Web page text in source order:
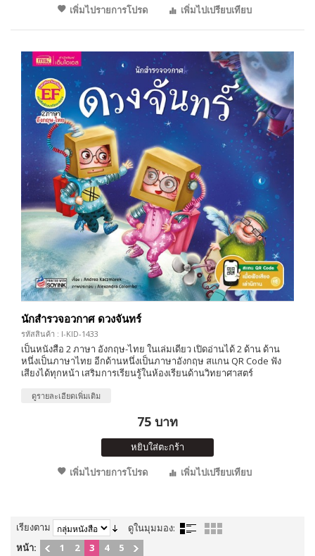
เพิ่มไปรายการโปรด
เพิ่มไปเปรียบเทียบ
นักสำรวจอวกาศ ดวงจันทร์
รหัสสินค้า : I-KID-1433
เป็นหนังสือ 2 ภาษา อังกฤษ-ไทย ในเล่มเดียว เปิดอ่านได้ 2 ด้าน ด้าน
หนึ่งเป็นภาษาไทย อีกด้านหนึ่งเป็นภาษาอังกฤษ สแกน QR Code ฟัง
เสียงได้ทุกหน้า เสริมการเรียนรู้ในห้องเรียนด้านวิทยาศาสตร์
ดูรายละเอียดเพิ่มเติม
75 บาท
หยิบใส่ตะกร้า
เพิ่มไปรายการโปรด
เพิ่มไปเปรียบเทียบ
เรียงตาม
ดูในมุมมอง:
หน้า:
1 2 3 4 5